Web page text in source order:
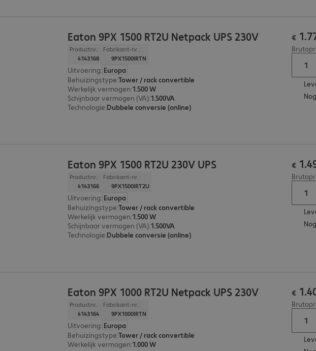
Eaton 9PX 1500 RT2U Netpack UPS 230V
Productnr.:
4143168
Fabrikant-nr.:
9PX1500IRTN
Uitvoering: Europa
Behuizingstype:Tower / rack convertible
Werkelijk vermogen:1.500 W
Schijnbaar vermogen (VA):1.500VA
Technologie:Dubbele conversie (online)
€ 1.
Eaton 9PX 1500 RT2U 230V UPS
Productnr.:
4143166
Fabrikant-nr.:
9PX1500IRT2U
Uitvoering: Europa
Behuizingstype:Tower / rack convertible
Werkelijk vermogen:1.500 W
Schijnbaar vermogen (VA):1.500VA
Technologie:Dubbele conversie (online)
€ 1.
Eaton 9PX 1000 RT2U Netpack UPS 230V
Productnr.:
4143164
Fabrikant-nr.:
9PX1000IRTN
Uitvoering: Europa
Behuizingstype:Tower / rack convertible
Werkelijk vermogen:1.000 W
€ 1.